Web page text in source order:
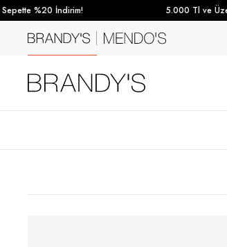
%20 İndirim! 5.000 Tl ve